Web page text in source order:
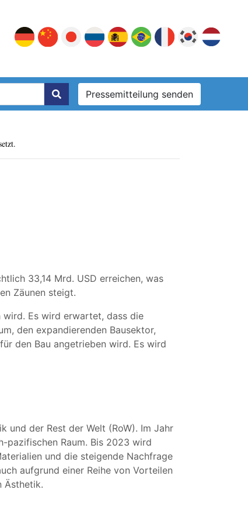
Pressemitteilung senden
33,14 Mrd. USD erreichen, was
Zäunen steigt.
Es wird erwartet, dass die
den expandierenden Bausektor,
den Bau angetrieben wird. Es wird
und der Rest der Welt (RoW). Im Jahr
pazifischen Raum. Bis 2023 wird
und die steigende Nachfrage
aufgrund einer Reihe von Vorteilen
Ästhetik.